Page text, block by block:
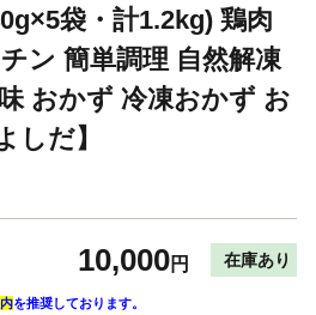
袋・計1.2kg) 鶏肉
ン 簡単調理 自然解凍
おかず 冷凍おかず お
しだ】
10,000円 在庫あり
を推奨しております。